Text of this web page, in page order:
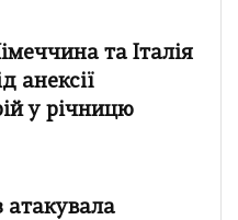
та Італія
анексії
у річницю
атакувала